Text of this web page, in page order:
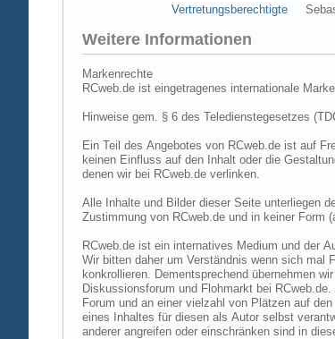
Vertretungsberechtigte
Weitere Informationen
Markenrechte
RCweb.de ist eingetragenes internationale
Hinweise gem. § 6 des Teledienstegesetzes
Ein Teil des Angebotes von RCweb.de ist auf
keinen Einfluss auf den Inhalt oder die
denen wir bei RCweb.de verlinken.
Alle Inhalte und Bilder dieser Seite unterliegen
Zustimmung von RCweb.de und in keiner Form
RCweb.de ist ein internatives Medium und der
Wir bitten daher um Verständnis wenn sich mal
konkrollieren. Dementsprechend übernehmen
Diskussionsforum und Flohmarkt bei
Forum und an einer vielzahl von Plätzen auf
eines Inhaltes für diesen als Autor selbst
anderer angreifen oder einschränken sind in